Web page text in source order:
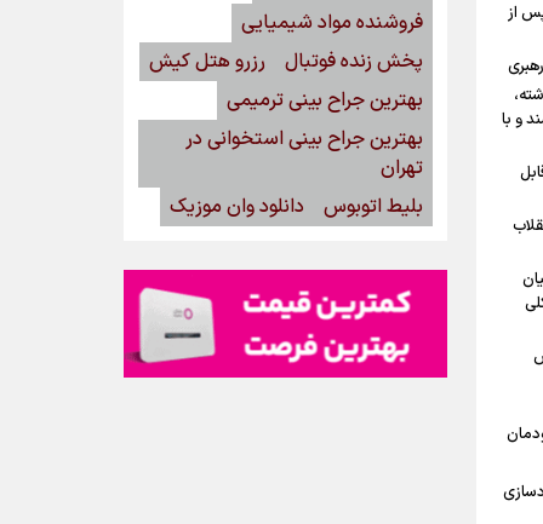
از
و با
فروشنده مواد شیمیایی
پخش زنده فوتبال
رزرو هتل کیش
بهترین جراح بینی ترمیمی
بهترین جراح بینی استخوانی در
تهران
بلیط اتوبوس
دانلود وان موزیک